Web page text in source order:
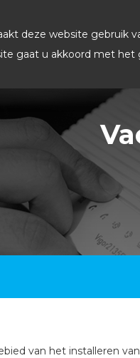
deze website gebruik
gaat u akkoord met het
van het installeren